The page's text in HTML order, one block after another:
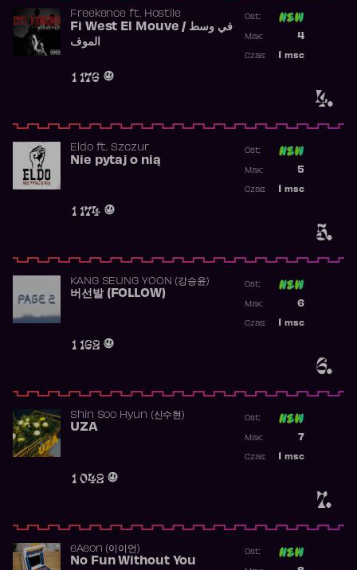
4.
Freekence ft. Hostile
Fi West El Mouve / في وسط
الموف
1 176
Ost:
4
Max:
msc
Czas:
5.
Eldoft. Szczur
Nie pytaj o nią
1 174
Ost:
5
Max:
msc
Czas:
6.
KANG SEUNG YOON (강승윤)
버선발 (FOLLOW)
1 162
Ost:
6
Max:
msc
Czas:
7.
Shin Soo Hyun (신수현)
UZA
1 042
Ost:
7
Max:
msc
Czas:
​eAeon (이이언)
No Fun Without You
Ost: